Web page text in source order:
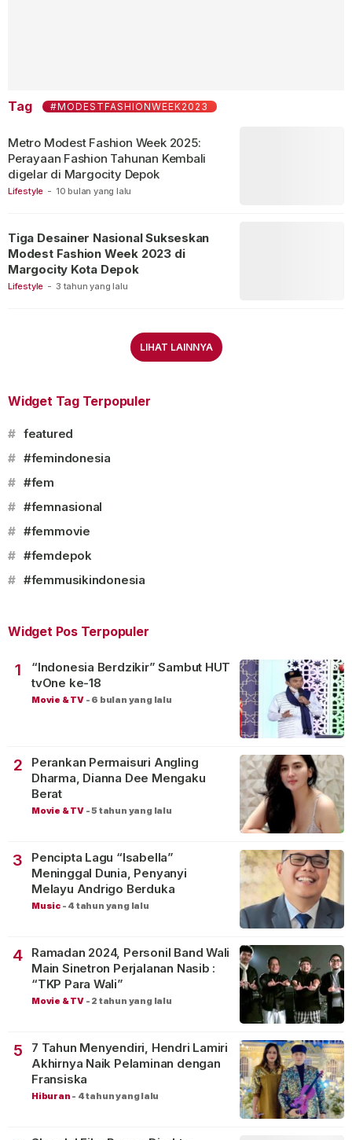
Tag #MODESTFASHIONWEEK2023
Lifestyle - 10 bulan yang lalu
Metro Modest Fashion Week 2025:
Perayaan Fashion Tahunan Kembali
digelar di Margocity Depok
Lifestyle - 3 tahun yang lalu
Tiga Desainer Nasional Sukseskan
Modest Fashion Week 2023 di
Margocity Kota Depok
LIHAT LAINNYA
Widget Tag Terpopuler
# featured
# #femindonesia
# #fem
# #femnasional
# #femmovie
# #femdepok
# #femmusikindonesia
Widget Pos Terpopuler
1
“Indonesia Berdzikir” Sambut HUT
tvOne ke-18
Movie & TV - 6 bulan yang lalu
2
Perankan Permaisuri Angling
Dharma, Dianna Dee Mengaku
Berat
Movie & TV -5 tahun yang lalu
3
Pencipta Lagu “Isabella”
Meninggal Dunia, Penyanyi
Melayu Andrigo Berduka
Music - 4 tahun yang lalu
4
Ramadan 2024, Personil Band Wali
Main Sinetron Perjalanan Nasib :
“TKP Para Wali”
Movie & TV - 2 tahun yang lalu
5
7 Tahun Menyendiri, Hendri Lamiri
Akhirnya Naik Pelaminan dengan
Fransiska
Hiburan - 4 tahun yang lalu